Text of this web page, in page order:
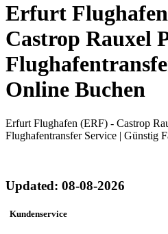
Erfurt
Castrop Rauxel
Online Buchen
Erfurt Flughafen (ERF) - Castrop
Flughafentransfer Service | Günstig
Updated: 08-08-2026
Kundenservice